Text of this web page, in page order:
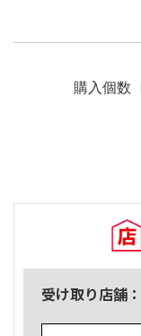
購入個数
受け取り店舗：